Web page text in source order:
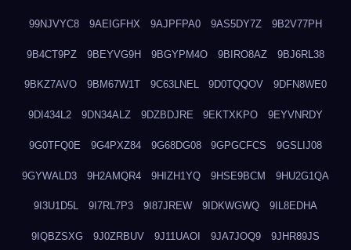
99NJVYC8 9AEIGFHX 9AJPFPA0 9AS5DY7Z 9B2V77PH
9B4CT9PZ 9BEYVG9H 9BGYPM4O 9BIRO8AZ 9BJ6RL38
9BKZ7AVO 9BM67W1T 9C63LNEL 9D0TQQOV 9DFN8WE0
9DI434L2 9DN34ALZ 9DZBDJRE 9EKTXKPO 9EYVNRDY
9G0TFQ0E 9G4PXZ84 9G68DG08 9GPGCFCS 9GSLIJ08
9GYWALD3 9H2AMQR4 9HIZH1YQ 9HSE9BCM 9HU2G1QA
9I3U1D5L 9I7RL7P3 9I87JREW 9IDKWGWQ 9IL8EDHA
9IQBZSXG 9J0ZRBUV 9J11UAOI 9JA7JOQ9 9JHR89JS